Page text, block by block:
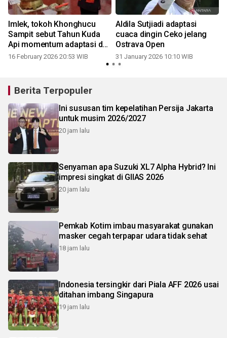
Imlek, tokoh Khonghucu
Sampit sebut Tahun Kuda
Api momentum adaptasi dan
akselerasi
16 February 2026 20:53 WIB
Aldila Sutjiadi adaptasi
cuaca dingin Ceko jelang
Ostrava Open
31 January 2026 10:10 WIB
Berita Terpopuler
Ini sususan tim kepelatihan Persija Jakarta
untuk musim 2026/2027
20 jam lalu
Senyaman apa Suzuki XL7 Alpha Hybrid? Ini
impresi singkat di GIIAS 2026
20 jam lalu
Pemkab Kotim imbau masyarakat gunakan
masker cegah terpapar udara tidak sehat
18 jam lalu
Indonesia tersingkir dari Piala AFF 2026 usai
ditahan imbang Singapura
19 jam lalu